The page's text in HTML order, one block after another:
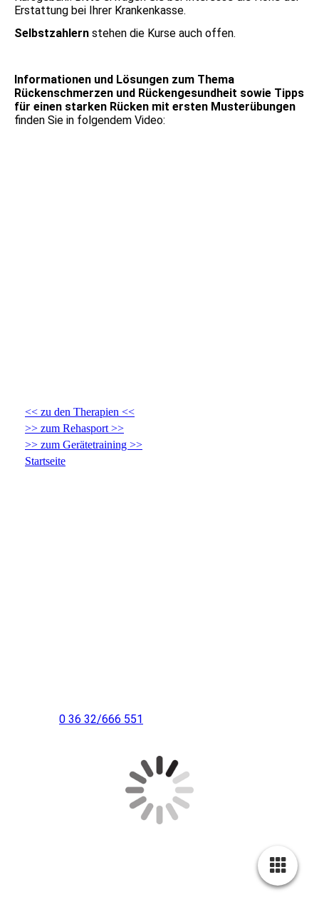
Erstattung bei Ihrer Krankenkasse.
Selbstzahlern stehen die Kurse auch offen.
Informationen und Lösungen zum Thema
Rückenschmerzen und Rückengesundheit sowie Tipps
für einen starken Rücken mit ersten Musterübungen
finden Sie in folgendem Video:
<< zu den Therapien <<
>> zum Rehasport >>
>> zum Gerätetraining >>
Startseite
0 36 32/666 551